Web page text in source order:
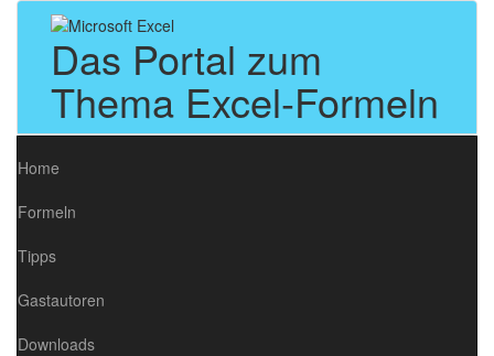
Das Portal zum
Thema Excel-Formeln
Home
Formeln
Tipps
Gastautoren
Downloads